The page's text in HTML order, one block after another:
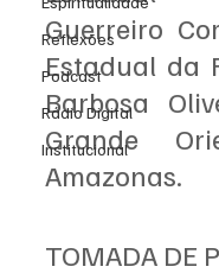
Reflexões
Podcast
Rádio Digital
Institucional
Guerreiro
Estadual da
Barbosa
Grande
Amazonas.
TOMADA DE